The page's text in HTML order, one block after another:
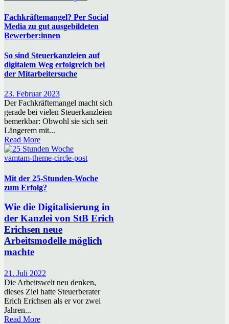
Fachkräftemangel? Per Social
Media zu gut ausgebildeten
Bewerber:innen
So sind Steuerkanzleien auf
digitalem Weg erfolgreich bei
der Mitarbeitersuche
23. Februar 2023
Der Fachkräftemangel macht sich
gerade bei vielen Steuerkanzleien
bemerkbar: Obwohl sie sich seit
Längerem mit...
Read More
vamtam-theme-circle-post
Mit der 25-Stunden-Woche
zum Erfolg?
Wie die Digitalisierung in
der Kanzlei von StB Erich
Erichsen neue
Arbeitsmodelle möglich
machte
21. Juli 2022
Die Arbeitswelt neu denken,
dieses Ziel hatte Steuerberater
Erich Erichsen als er vor zwei
Jahren...
Read More